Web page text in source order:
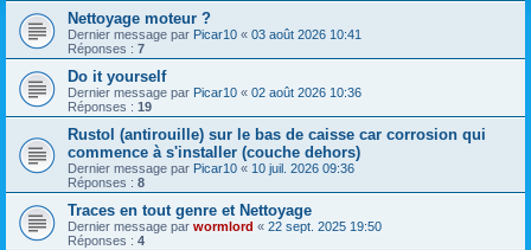
Nettoyage moteur ?
Dernier message par Picar10 « 03 août 2026 10:41
Réponses : 7
Do it yourself
Dernier message par Picar10 « 02 août 2026 10:36
Réponses : 19
Rustol (antirouille) sur le bas de caisse car corrosion qui
commence à s'installer (couche dehors)
Dernier message par Picar10 « 10 juil. 2026 09:36
Réponses : 8
Traces en tout genre et Nettoyage
Dernier message par wormlord « 22 sept. 2025 19:50
Réponses : 4